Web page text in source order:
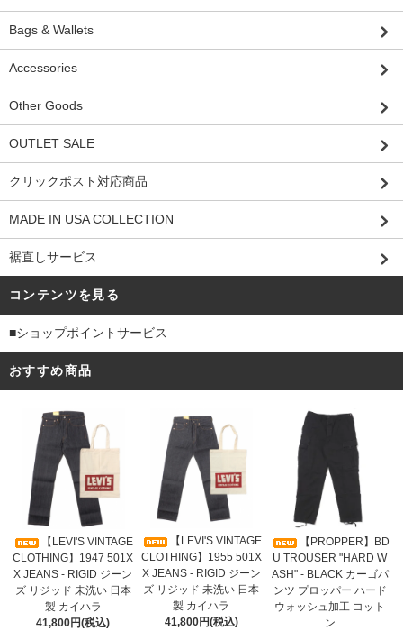
Bags & Wallets
Accessories
Other Goods
OUTLET SALE
クリックポスト対応商品
MADE IN USA COLLECTION
裾直しサービス
コンテンツを見る
■ショップポイントサービス
おすすめ商品
【LEVI'S VINTAGE
CLOTHING】1947 501X
X JEANS - RIGID ジーン
ズ リジッド 未洗い 日本
製 カイハラ
41,800円(税込)
【LEVI'S VINTAGE
CLOTHING】1955 501X
X JEANS - RIGID ジーン
ズ リジッド 未洗い 日本
製 カイハラ
41,800円(税込)
【PROPPER】BD
U TROUSER "HARD W
ASH" - BLACK カーゴパ
ンツ プロッパー ハード
ウォッシュ加工 コット
ン